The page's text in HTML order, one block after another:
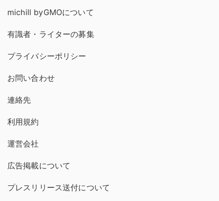
michill byGMOについて
有識者・ライターの募集
プライバシーポリシー
お問い合わせ
連絡先
利用規約
運営会社
広告掲載について
プレスリリース送付について